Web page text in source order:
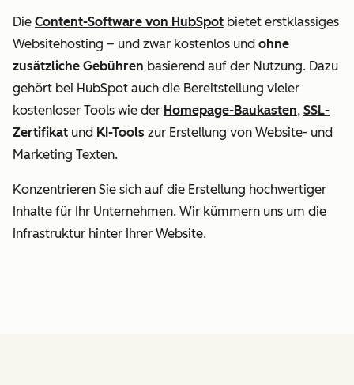
Die Content-Software von HubSpot bietet erstklassiges
Websitehosting – und zwar kostenlos und ohne
zusätzliche Gebühren basierend auf der Nutzung. Dazu
gehört bei HubSpot auch die Bereitstellung vieler
kostenloser Tools wie der Homepage-Baukasten, SSL-
Zertifikat und KI-Tools zur Erstellung von Website- und
Marketing Texten.
Konzentrieren Sie sich auf die Erstellung hochwertiger
Inhalte für Ihr Unternehmen. Wir kümmern uns um die
Infrastruktur hinter Ihrer Website.